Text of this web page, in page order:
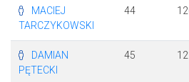
MACIEJ
TARCZYKOWSKI
44
DAMIAN
PĘTECKI
45